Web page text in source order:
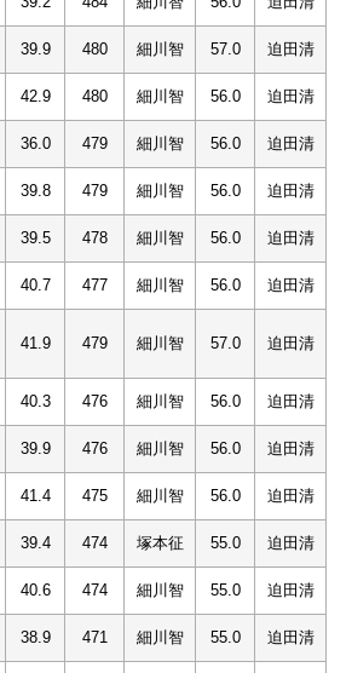
39.9 480 細川智 57.0 迫田清
42.9 480 細川智 56.0 迫田清
36.0 479 細川智 56.0 迫田清
39.8 479 細川智 56.0 迫田清
39.5 478 細川智 56.0 迫田清
40.7 477 細川智 56.0 迫田清
41.9 479 細川智 57.0 迫田清
40.3 476 細川智 56.0 迫田清
39.9 476 細川智 56.0 迫田清
41.4 475 細川智 56.0 迫田清
39.4 474 塚本征 55.0 迫田清
40.6 474 細川智 55.0 迫田清
38.9 471 細川智 55.0 迫田清